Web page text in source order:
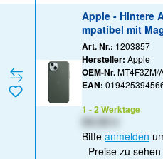
Apple - Hintere
mpatibel mit
für iPhone 15 Plus
Art. Nr.: 1203857
Hersteller: Apple
OEM-Nr.MT4F3ZM/
EAN:
1 - 2 Werktage
Bitte anmelden
Preise zu sehen